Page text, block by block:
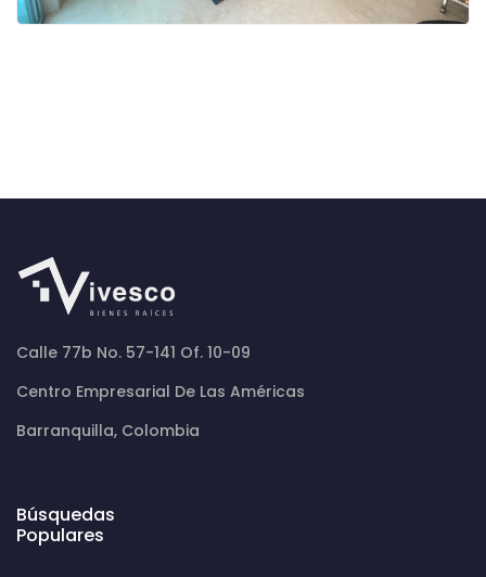
Calle 77b No. 57-141 Of. 10-09
Centro Empresarial De Las Américas
Barranquilla, Colombia
Búsquedas
Populares